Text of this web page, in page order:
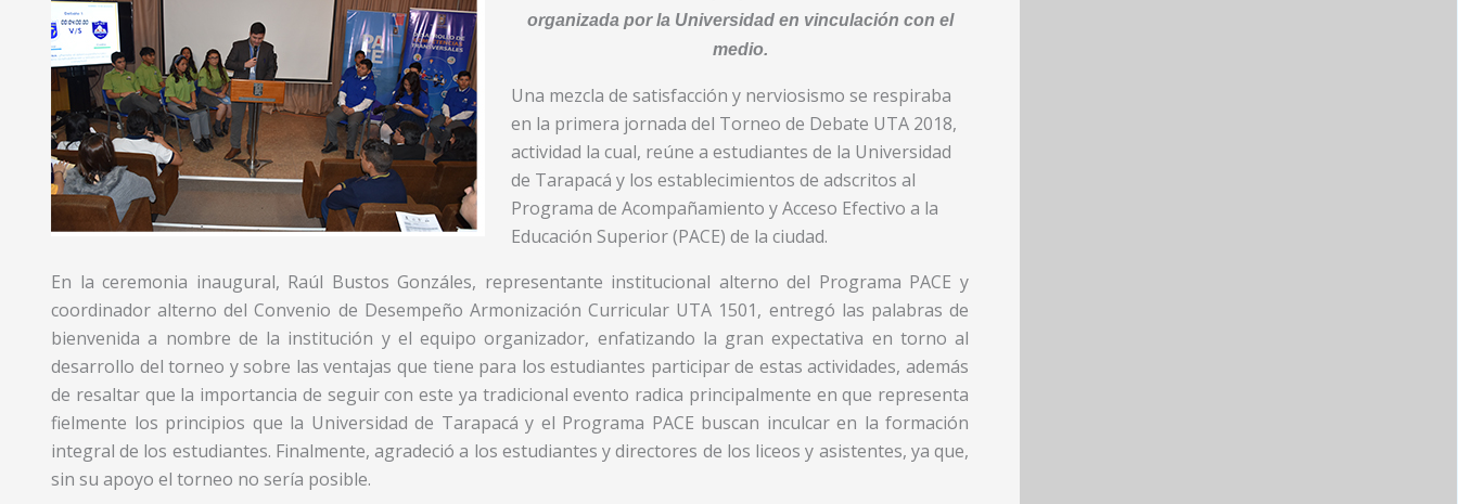
organizada por la Universidad en vinculación con el
medio.
Una mezcla de satisfacción y nerviosismo se respiraba
en la primera jornada del Torneo de Debate UTA 2018,
actividad la cual, reúne a estudiantes de la Universidad
de Tarapacá y los establecimientos de adscritos al
Programa de Acompañamiento y Acceso Efectivo a la
Educación Superior (PACE) de la ciudad.
En la ceremonia inaugural, Raúl Bustos Gonzáles, representante institucional alterno del Programa PACE y
coordinador alterno del Convenio de Desempeño Armonización Curricular UTA 1501, entregó las palabras de
bienvenida a nombre de la institución y el equipo organizador, enfatizando la gran expectativa en torno al
desarrollo del torneo y sobre las ventajas que tiene para los estudiantes participar de estas actividades, además
de resaltar que la importancia de seguir con este ya tradicional evento radica principalmente en que representa
fielmente los principios que la Universidad de Tarapacá y el Programa PACE buscan inculcar en la formación
integral de los estudiantes. Finalmente, agradeció a los estudiantes y directores de los liceos y asistentes, ya que,
sin su apoyo el torneo no sería posible.